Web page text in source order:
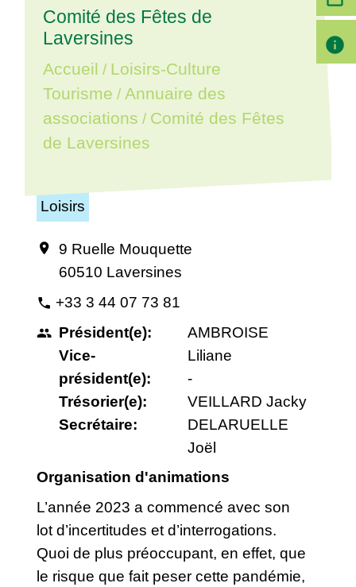
Comité des Fêtes de
Laversines
Accueil / Loisirs-Culture
Tourisme / Annuaire des
associations / Comité des Fêtes
de Laversines
Loisirs
location_on
9 Ruelle Mouquette
60510 Laversines
phone +33 3 44 07 73 81
people Président(e):
Vice-
président(e):
Trésorier(e):
Secrétaire:
AMBROISE
Liliane
-
VEILLARD Jacky
DELARUELLE
Joël
Organisation d'animations
L’année 2023 a commencé avec son
lot d’incertitudes et d’interrogations.
Quoi de plus préoccupant, en effet, que
le risque que fait peser cette pandémie,
info